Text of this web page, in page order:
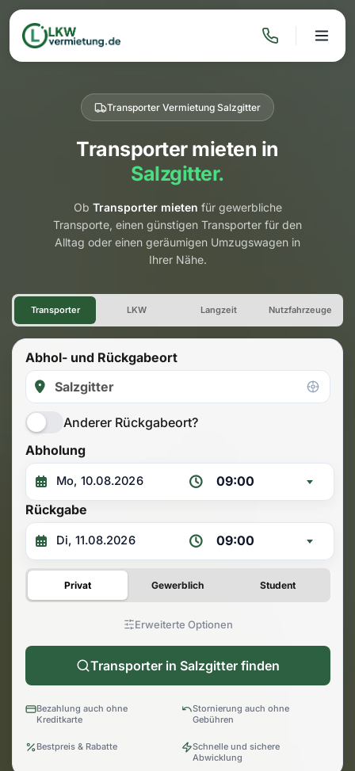
Transporter Vermietung Salzgitter
Transporter mieten in
Salzgitter.
Ob Transporter mieten für gewerbliche
Transporte, einen günstigen Transporter für den
Alltag oder einen geräumigen Umzugswagen in
Ihrer Nähe.
Transporter Vermietung
Transporter LKW Langzeit Nutzfahrzeuge
Abhol- und Rückgabeort
Anderer Rückgabeort?
Abholung
09:00
Rückgabe
09:00
Privat Gewerblich Student
Erweiterte Optionen
Transporter in Salzgitter finden
Bezahlung auch ohne
Kreditkarte
Stornierung auch ohne
Gebühren
Bestpreis & Rabatte
Schnelle und sichere
Abwicklung